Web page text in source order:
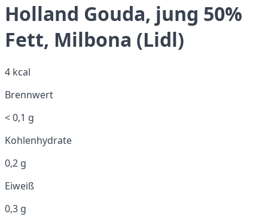
Holland Gouda, jung 50%
Fett, Milbona (Lidl)
4 kcal
Brennwert
< 0,1 g
Kohlenhydrate
0,2 g
Eiweiß
0,3 g